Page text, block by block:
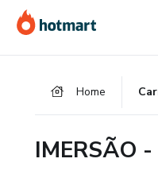
para
o
para
o
para
o
Home
IMERSÃO